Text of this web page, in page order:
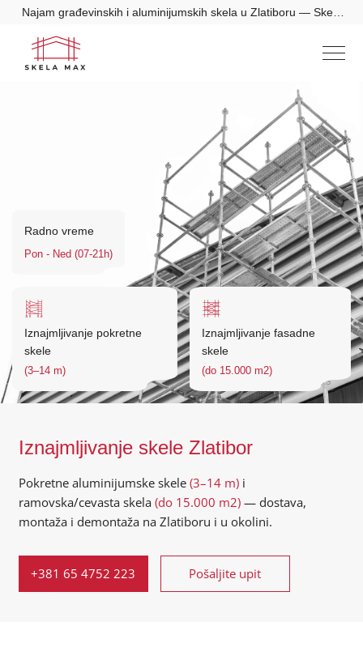
Najam građevinskih i aluminijumskih skela u Zlatiboru — Skela
Radno vreme
Pon - Ned (07-21h)
Iznajmljivanje pokretne
skele
(3–14 m)
Iznajmljivanje fasadne
skele
(do 15.000 m2)
Iznajmljivanje skele Zlatibor
Pokretne aluminijumske skele (3–14 m)i
ramovska/cevasta skela (do 15.000 m2)— dostava,
montaža i demontaža na Zlatiboru i u okolini.
+381 65 4752 223 Pošaljite upit